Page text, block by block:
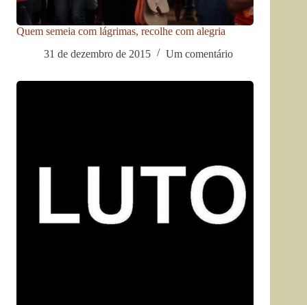
Quem semeia com lágrimas, recolhe com alegria
31 de dezembro de 2015
Um comentário